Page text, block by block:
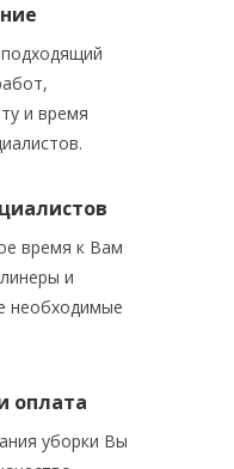
и время
время к Вам
и
необходимые
оплата
уборки Вы